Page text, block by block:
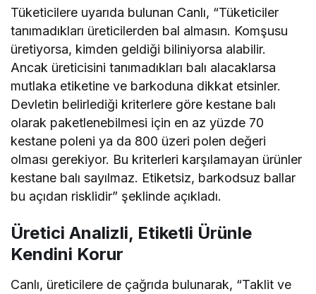
Tüketicilere uyarıda bulunan Canlı, “Tüketiciler
tanımadıkları üreticilerden bal almasın. Komşusu
üretiyorsa, kimden geldiği biliniyorsa alabilir.
Ancak üreticisini tanımadıkları balı alacaklarsa
mutlaka etiketine ve barkoduna dikkat etsinler.
Devletin belirlediği kriterlere göre kestane balı
olarak paketlenebilmesi için en az yüzde 70
kestane poleni ya da 800 üzeri polen değeri
olması gerekiyor. Bu kriterleri karşılamayan ürünler
kestane balı sayılmaz. Etiketsiz, barkodsuz ballar
bu açıdan risklidir” şeklinde açıkladı.
Üretici Analizli, Etiketli Ürünle
Kendini Korur
Canlı, üreticilere de çağrıda bulunarak, “Taklit ve